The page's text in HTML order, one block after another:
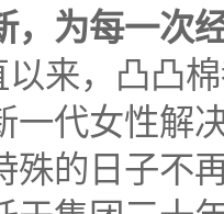
，为每一次
来，凸凸棉
一代女性解
殊的日子不